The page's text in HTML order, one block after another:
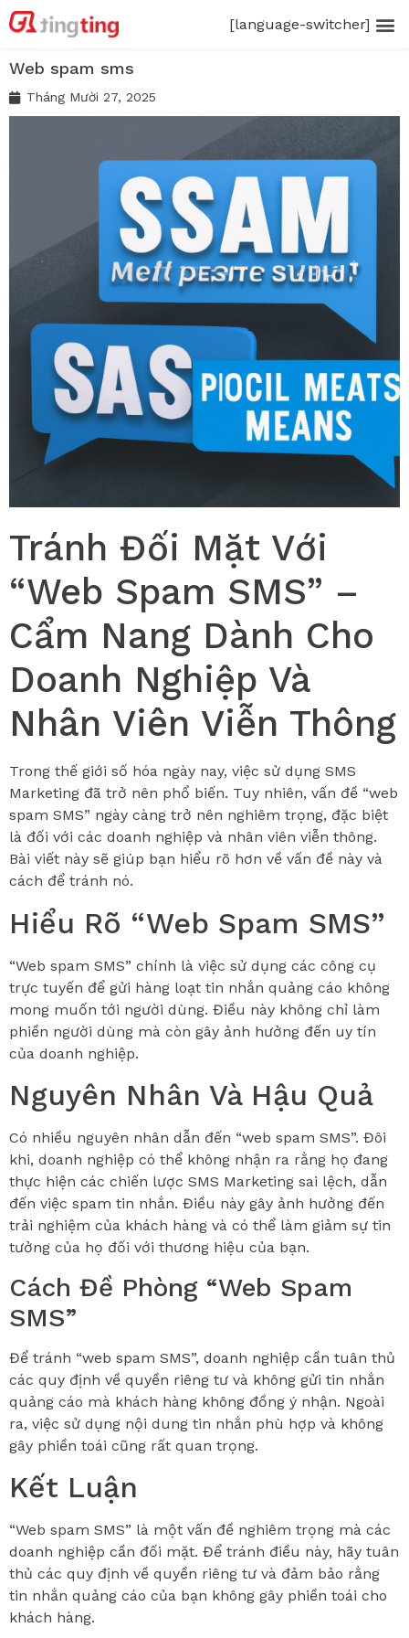
[language-switcher]
Web spam sms
Tháng Mười 27, 2025
Tránh Đối Mặt Với
“Web Spam SMS” –
Cẩm Nang Dành Cho
Doanh Nghiệp Và
Nhân Viên Viễn Thông
Trong thế giới số hóa ngày nay, việc sử dụng SMS
Marketing đã trở nên phổ biến. Tuy nhiên, vấn đề “web
spam SMS” ngày càng trở nên nghiêm trọng, đặc biệt
là đối với các doanh nghiệp và nhân viên viễn thông.
Bài viết này sẽ giúp bạn hiểu rõ hơn về vấn đề này và
cách để tránh nó.
Hiểu Rõ “Web Spam SMS”
“Web spam SMS” chính là việc sử dụng các công cụ
trực tuyến để gửi hàng loạt tin nhắn quảng cáo không
mong muốn tới người dùng. Điều này không chỉ làm
phiền người dùng mà còn gây ảnh hưởng đến uy tín
của doanh nghiệp.
Nguyên Nhân Và Hậu Quả
Có nhiều nguyên nhân dẫn đến “web spam SMS”. Đôi
khi, doanh nghiệp có thể không nhận ra rằng họ đang
thực hiện các chiến lược SMS Marketing sai lệch, dẫn
đến việc spam tin nhắn. Điều này gây ảnh hưởng đến
trải nghiệm của khách hàng và có thể làm giảm sự tin
tưởng của họ đối với thương hiệu của bạn.
Cách Đề Phòng “Web Spam
SMS”
Để tránh “web spam SMS”, doanh nghiệp cần tuân thủ
các quy định về quyền riêng tư và không gửi tin nhắn
quảng cáo mà khách hàng không đồng ý nhận. Ngoài
ra, việc sử dụng nội dung tin nhắn phù hợp và không
gây phiền toái cũng rất quan trọng.
Kết Luận
“Web spam SMS” là một vấn đề nghiêm trọng mà các
doanh nghiệp cần đối mặt. Để tránh điều này, hãy tuân
thủ các quy định về quyền riêng tư và đảm bảo rằng
tin nhắn quảng cáo của bạn không gây phiền toái cho
khách hàng.